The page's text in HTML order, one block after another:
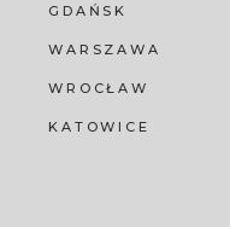
GDAŃSK
WARSZAWA
WROCŁAW
KATOWICE